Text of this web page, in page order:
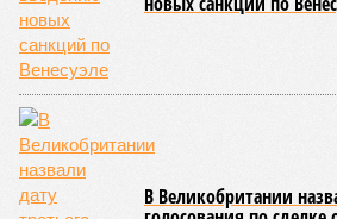
которые для человека довольно
смертельны. И вот несколько тому
Все стихии сразу
Около 100 лет назад в Поднебесной
у нас назвали бы тридцатью тремя
последовательно поразили: